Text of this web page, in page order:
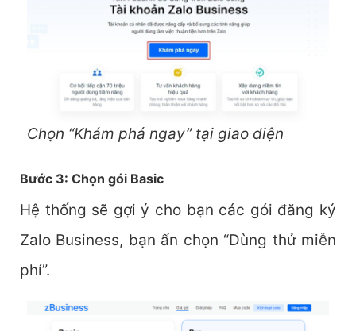
Chọn “Khám phá ngay” tại giao diện
Bước 3: Chọn gói Basic
Hệ thống sẽ gợi ý cho bạn các gói đăng ký
Zalo Business, bạn ấn chọn “Dùng thử miễn
phí”.